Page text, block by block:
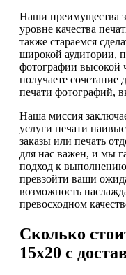
Наши преимущества
уровне качества
также стараемся
широкой аудитории,
фотографии высокой
получаете сочетание
печати фотографий,
Наша миссия
услуги печати
заказы или печать
для нас важен, и мы
подход к
превзойти ваши
возможность
превосходном
Сколько
15х20 с